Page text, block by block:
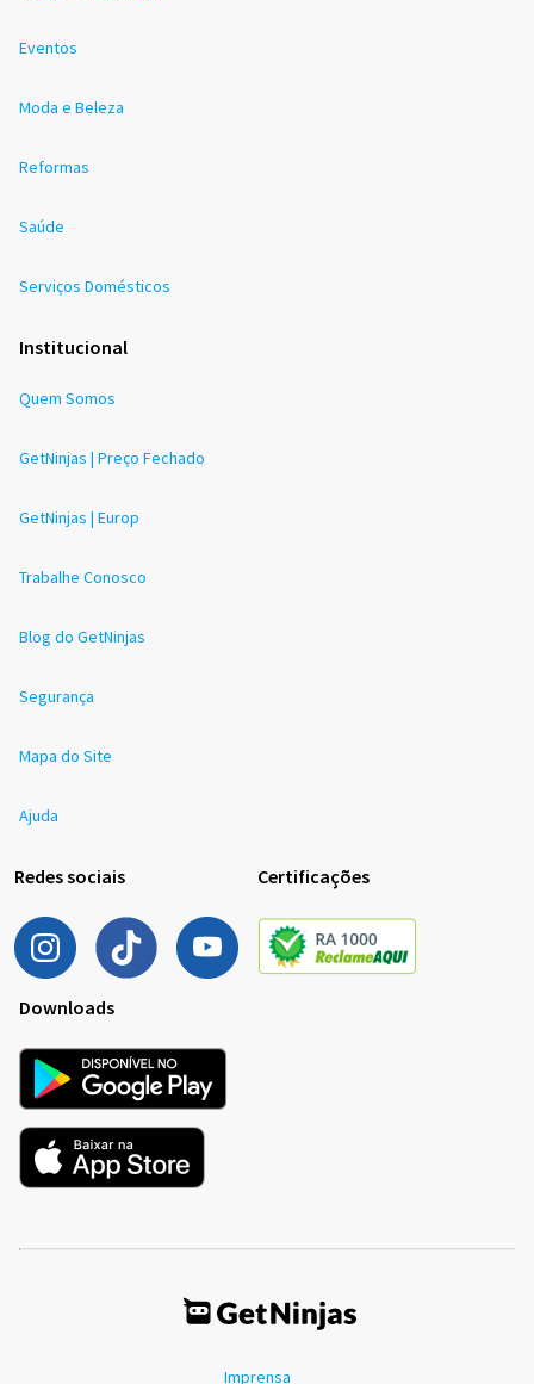
Eventos
Moda e Beleza
Reformas
Saúde
Serviços Domésticos
Institucional
Quem Somos
GetNinjas | Preço Fechado
GetNinjas | Europ
Trabalhe Conosco
Blog do GetNinjas
Segurança
Mapa do Site
Ajuda
Redes sociais Certificações
Downloads
Imprensa